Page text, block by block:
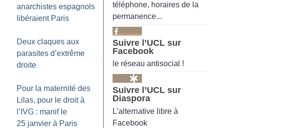
anarchistes espagnols
libéraient Paris
Deux claques aux
parasites d’extrême
droite
Pour la maternité des
Lilas, pour le droit à
l’IVG : manif le
25 janvier à Paris
téléphone, horaires de la
permanence...
Suivre l’UCL sur
Facebook
le réseau antisocial !
Suivre l’UCL sur
Diaspora
L’alternative libre à
Facebook